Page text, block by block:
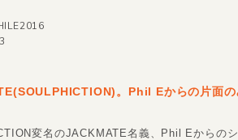
。Phil Eからの片面の
変名のJACKMATE名義、Phil Eからの